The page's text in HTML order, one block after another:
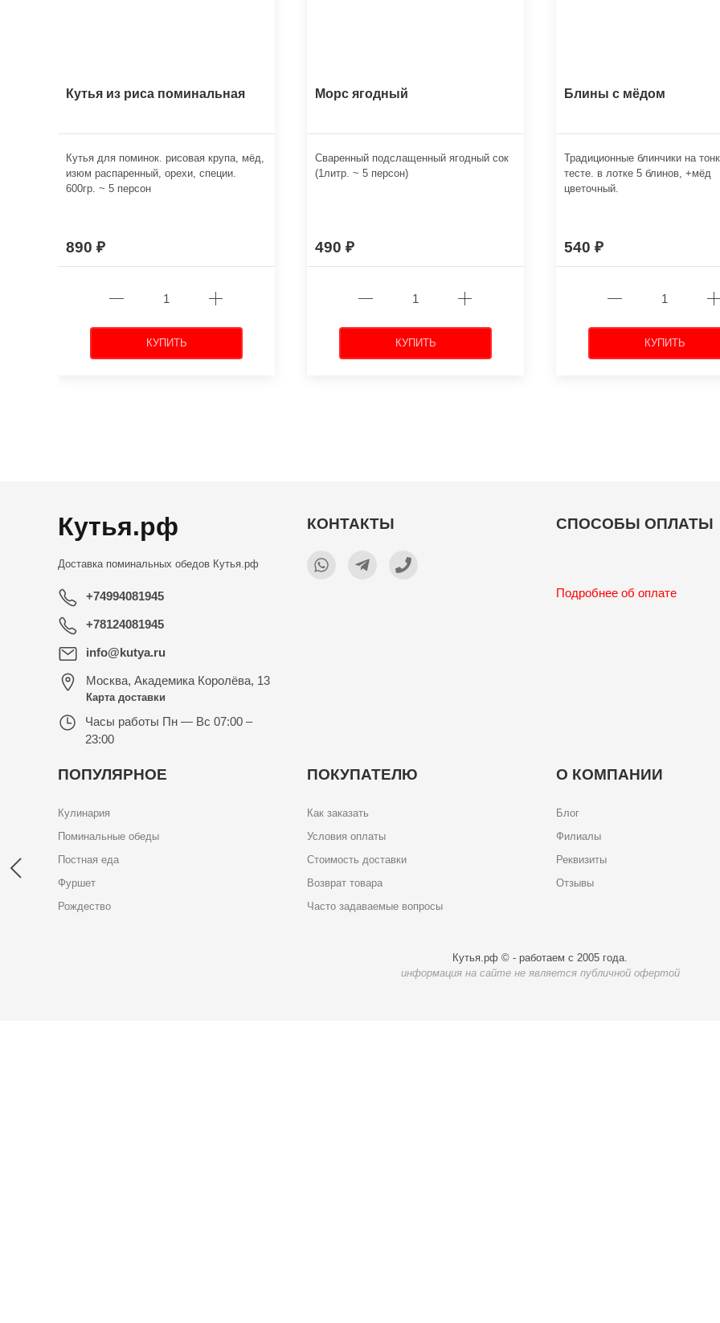
Кутья из риса поминальная
Кутья для поминок. рисовая крупа, мёд,
изюм распаренный, орехи, специи.
600гр. ~ 5 персон
890
КУПИТЬ
Морс ягодный
Сваренный подслащенный ягодный сок
(1литр. ~ 5 персон)
490
КУПИТЬ
Блины с мёдом
Традиционные блинчики на
тесте. в лотке 5 блинов, +мёд
цветочный.
540
КУПИТЬ
Кутья.рф
Доставка поминальных обедов Кутья.рф
+74994081945
+78124081945
info@kutya.ru
Москва, Академика Королёва, 13
Карта доставки
Часы работы Пн — Вс 07:00 –
23:00
КОНТАКТЫ СПОСОБЫ ОПЛАТЫ
Подробнее об оплате
ПОПУЛЯРНОЕ
Кулинария
Поминальные обеды
Постная еда
Фуршет
Рождество
ПОКУПАТЕЛЮ
Как заказать
Условия оплаты
Стоимость доставки
Возврат товара
Часто задаваемые вопросы
О КОМПАНИИ
Блог
Филиалы
Реквизиты
Отзывы
Кутья.рф © - работаем с 2005 года.
информация на сайте не является публичной офертой